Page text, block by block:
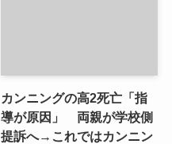
カンニングの高2死亡「指
導が原因」 両親が学校側
提訴へ→これではカンニン